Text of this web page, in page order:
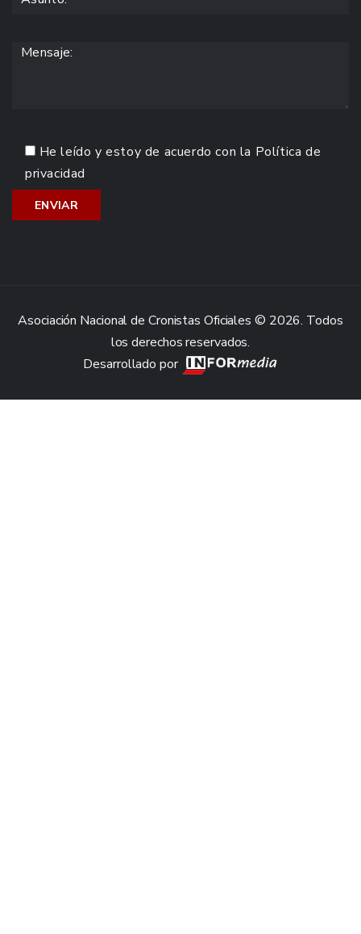
He leído y estoy de acuerdo con la Política de
privacidad
Asociación Nacional de Cronistas Oficiales © 2026. Todos
los derechos reservados.
Desarrollado por